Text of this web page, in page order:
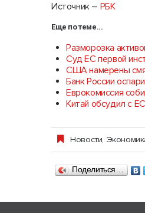
Источник – РБК
Еще по теме...
Разморозка
Суд ЕС первой
США намерены
Банк России
Еврокомиссия
Китай обсудил с
Новости,
Поделиться…